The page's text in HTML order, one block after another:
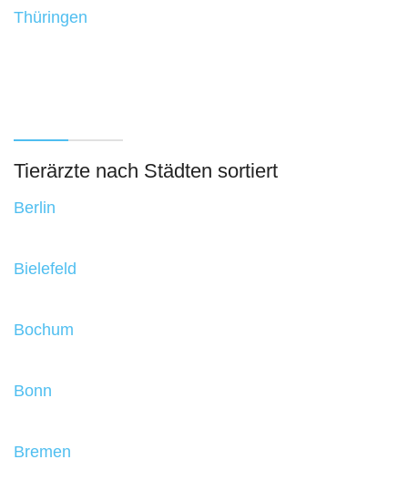
Thüringen
Tierärzte nach Städten sortiert
Berlin
Bielefeld
Bochum
Bonn
Bremen